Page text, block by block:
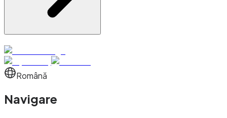
Română
Navigare